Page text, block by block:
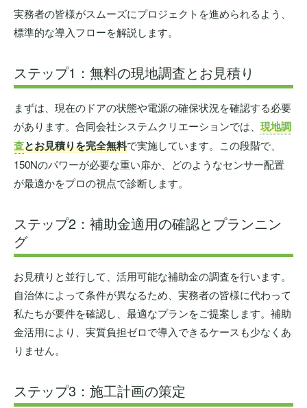
実務者の皆様がスムーズにプロジェクトを進められるよう、
標準的な導入フローを解説します。
ステップ1：無料の現地調査とお見積り
まずは、現在のドアの状態や電源の確保状況を確認する必要
があります。合同会社システムクリエーションでは、 現地調
査とお見積りを完全無料で実施しています。この段階で、
150Nのパワーが必要な重い扉か、どのようなセンサー配置
が最適かをプロの視点で診断します。
ステップ2：補助金適用の確認とプランニン
グ
お見積りと並行して、活用可能な補助金の調査を行います。
自治体によって条件が異なるため、実務者の皆様に代わって
私たちが要件を確認し、最適なプランをご提案します。補助
金活用により、実質負担ゼロで導入できるケースも少なくあ
りません。
ステップ3：施工計画の策定